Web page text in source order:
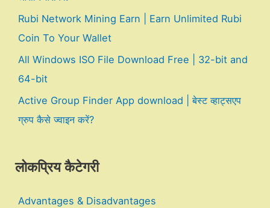
Rubi Network Mining Earn | Earn Unlimited Rubi
Coin To Your Wallet
All Windows ISO File Download Free | 32-bit and
64-bit
Active Group Finder App download | बेस्ट व्हाट्सएप
ग्रुप कैसे ज्वाइन करें?
लोकप्रिय कैटेगरी
Advantages & Disadvantages